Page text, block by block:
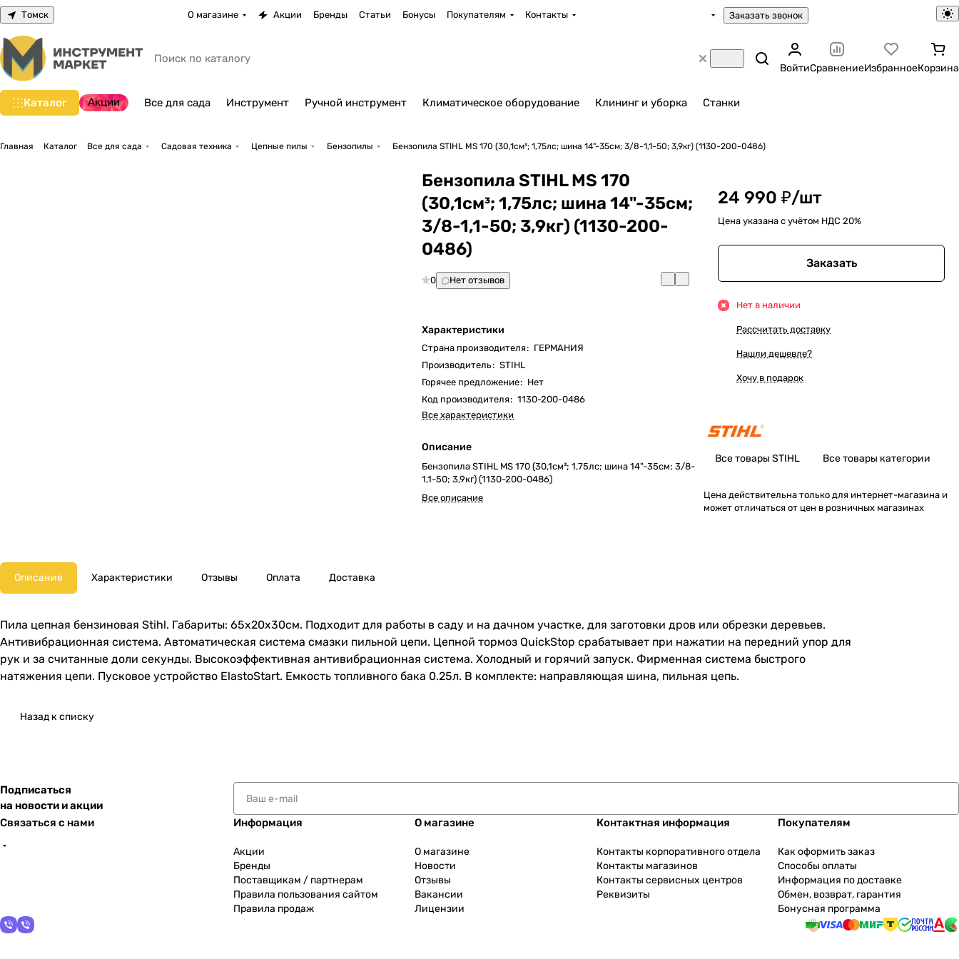
Томск О магазине Акции Бренды Статьи Бонусы Покупателям Контакты Заказать звонок
ВойтиСравнениеИзбранноеКорзина
Каталог Акции Все для сада Инструмент Ручной инструмент Климатическое оборудование Клининг и уборка Станки
Главная Каталог Все для сада Садовая техника Цепные пилы Бензопилы Бензопила STIHL MS 170 (30,1см³; 1,75лс; шина 14"-35см; 3/8-1,1-50; 3,9кг) (1130-200-0486)
Бензопила STIHL MS 170
(30,1см³; 1,75лс; шина 14"-35см;
3/8-1,1-50; 3,9кг) (1130-200-
0486)
0 Нет отзывов
Характеристики
Страна производителя: ГЕРМАНИЯ
Производитель: STIHL
Горячее предложение: Нет
Код производителя: 1130-200-0486
Все характеристики
Описание
Бензопила STIHL MS 170 (30,1см³; 1,75лс; шина 14"-35см; 3/8-
1,1-50; 3,9кг) (1130-200-0486)
Все описание
24 990 ₽/шт
Цена указана с учётом НДС 20%
Заказать
Нет в наличии
Рассчитать доставку
Нашли дешевле?
Хочу в подарок
Все товары STIHL Все товары категории
Цена действительна только для интернет-магазина и
может отличаться от цен в розничных магазинах
Описание Характеристики Отзывы Оплата Доставка
Пила цепная бензиновая Stihl. Габариты: 65х20х30см. Подходит для работы в саду и на дачном участке, для заготовки дров или обрезки деревьев.
Антивибрационная система. Автоматическая система смазки пильной цепи. Цепной тормоз QuickStop срабатывает при нажатии на передний упор для
рук и за считанные доли секунды. Высокоэффективная антивибрационная система. Холодный и горячий запуск. Фирменная система быстрого
натяжения цепи. Пусковое устройство ElastoStart. Емкость топливного бака 0.25л. В комплекте: направляющая шина, пильная цепь.
Назад к списку
Подписаться
на новости и акции
Связаться с нами
Информация
Акции
Бренды
Поставщикам / партнерам
Правила пользования сайтом
Правила продаж
О магазине
О магазине
Новости
Отзывы
Вакансии
Лицензии
Контактная информация
Контакты корпоративного отдела
Контакты магазинов
Контакты сервисных центров
Реквизиты
Покупателям
Как оформить заказ
Способы оплаты
Информация по доставке
Обмен, возврат, гарантия
Бонусная программа